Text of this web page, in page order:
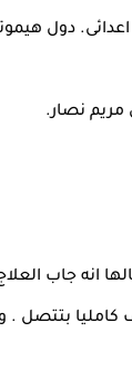
دول
مريم نصار.
انه جاب
بتتصل .